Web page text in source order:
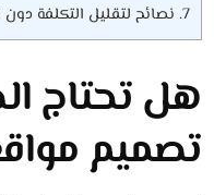
7. نصائح لتقليل التكلفة دون
هل تحتاج
تصميم